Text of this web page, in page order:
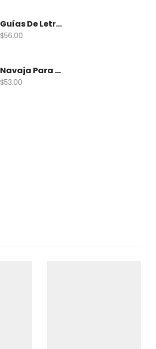
Guías De Letras Maped 38005 No. 5
$56.00
Navaja Para Exacto Olfa Asbb-10 C/10 Nav
$53.00